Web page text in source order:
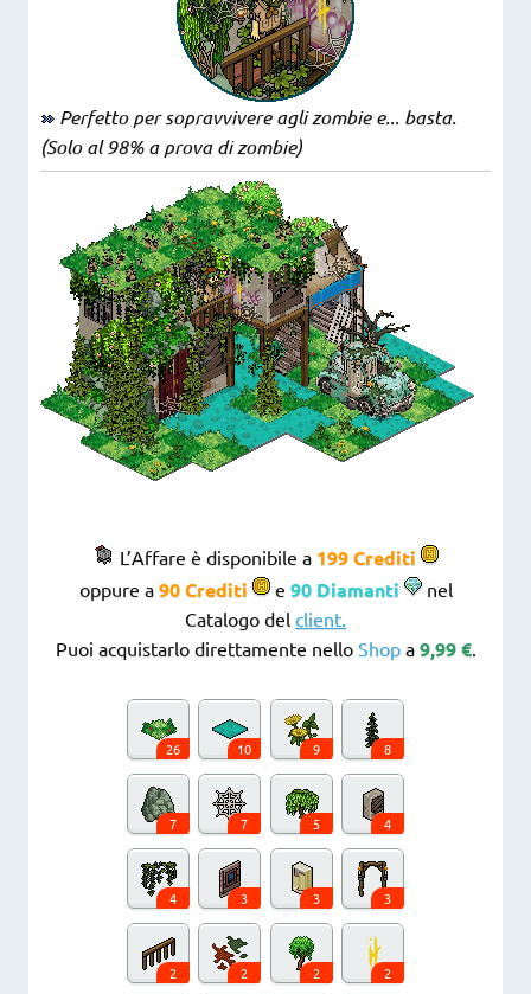
Perfetto per sopravvivere agli zombie e... basta.
(Solo al 98% a prova di zombie)
L’Affare è disponibile a 199 Crediti
oppure a 90 Crediti e 90 Diamanti
nel
Catalogo del client.
Puoi acquistarlo direttamente nello Shopa 9,99 €.
26 10 9 8
7 7 5 4
4 3 3 3
2 2 2 2